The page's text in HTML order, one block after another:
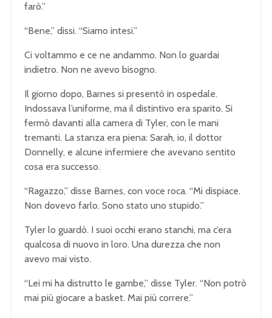
farò.”
“Bene,” dissi. “Siamo intesi.”
Ci voltammo e ce ne andammo. Non lo guardai
indietro. Non ne avevo bisogno.
Il giorno dopo, Barnes si presentò in ospedale.
Indossava l’uniforme, ma il distintivo era sparito. Si
fermò davanti alla camera di Tyler, con le mani
tremanti. La stanza era piena: Sarah, io, il dottor
Donnelly, e alcune infermiere che avevano sentito
cosa era successo.
“Ragazzo,” disse Barnes, con voce roca. “Mi dispiace.
Non dovevo farlo. Sono stato uno stupido.”
Tyler lo guardò. I suoi occhi erano stanchi, ma c’era
qualcosa di nuovo in loro. Una durezza che non
avevo mai visto.
“Lei mi ha distrutto le gambe,” disse Tyler. “Non potrò
mai più giocare a basket. Mai più correre.”